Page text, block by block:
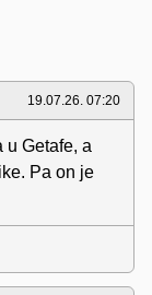
19.07.26. 07:20
u Getafe, a
Pa on je